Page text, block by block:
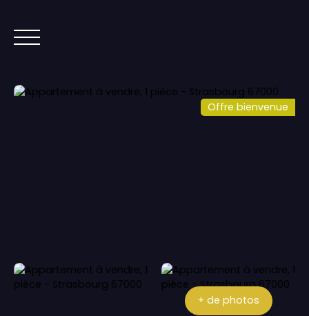
ACCUEIL ACHETER
IMMOBILIER NEUF
Offre bienvenue
+ de photos